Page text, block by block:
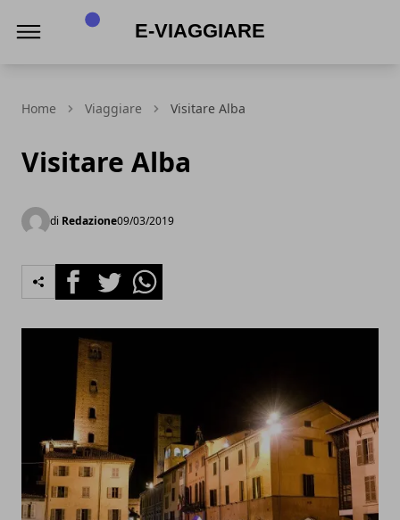
Home Viaggiare Visitare Alba
Visitare Alba
di Redazione09/03/2019
FacebookTwitterWhatsapp